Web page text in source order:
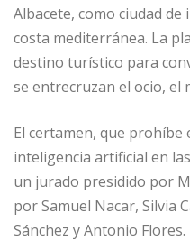
Albacete, como ciudad
costa mediterránea. La
destino turístico para
se entrecruzan el ocio, el
El certamen, que prohíbe
inteligencia artificial en
un jurado presidido por
por Samuel Nacar, Silvia
Sánchez y Antonio Flores.